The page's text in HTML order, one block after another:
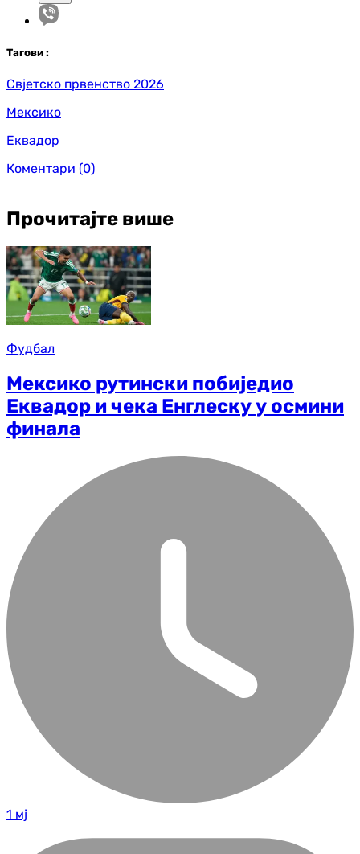
Тагови :
Свјетско првенство 2026
Мексико
Еквадор
Коментари (0)
Прочитајте више
Фудбал
Мексико рутински побиједио
Еквадор и чека Енглеску у осмини
финала
1 мј